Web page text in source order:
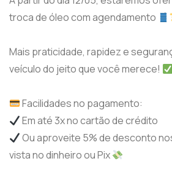
troca de óleo com agendamento
Mais praticidade, rapidez e
veículo do jeito que você merece!
Facilidades no pagamento:
Em até 3x no cartão de crédito
Ou aproveite 5% de desconto
vista no dinheiro ou Pix